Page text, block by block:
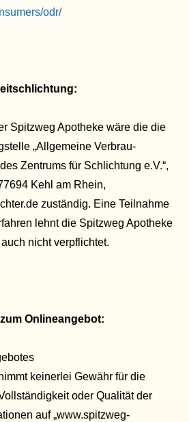
odr/
Spitzweg Apotheke wäre die die
„Allge­meine Ver­brau­
Zentrums für Schlichtung e.V.“,
Kehl am Rhein,
zu­stän­dig. Eine Teilnahme
lehnt die Spitzweg Apotheke
nicht verpflichtet.
Onlineangebot:
keinerlei Gewähr für die
oder Qualität der
auf „www.spitzweg-